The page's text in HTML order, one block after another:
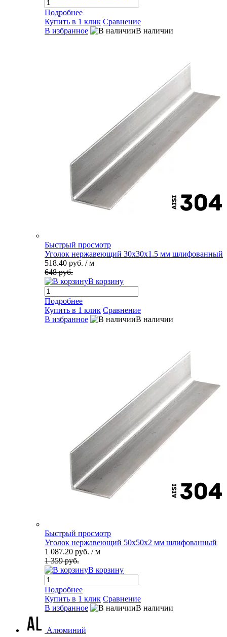
Подробнее
Купить в 1 клик Сравнение
В избранное
В наличии
Быстрый просмотр
Уголок нержавеющий 30х30х1.5 мм шлифованный
518.40 руб. / м
648 руб.
В корзину
Подробнее
Купить в 1 клик Сравнение
В избранное
В наличии
Быстрый просмотр
Уголок нержавеющий 50х50х2 мм шлифованный
1 087.20 руб. / м
1 359 руб.
В корзину
Подробнее
Купить в 1 клик Сравнение
В избранное
В наличии
Алюминий